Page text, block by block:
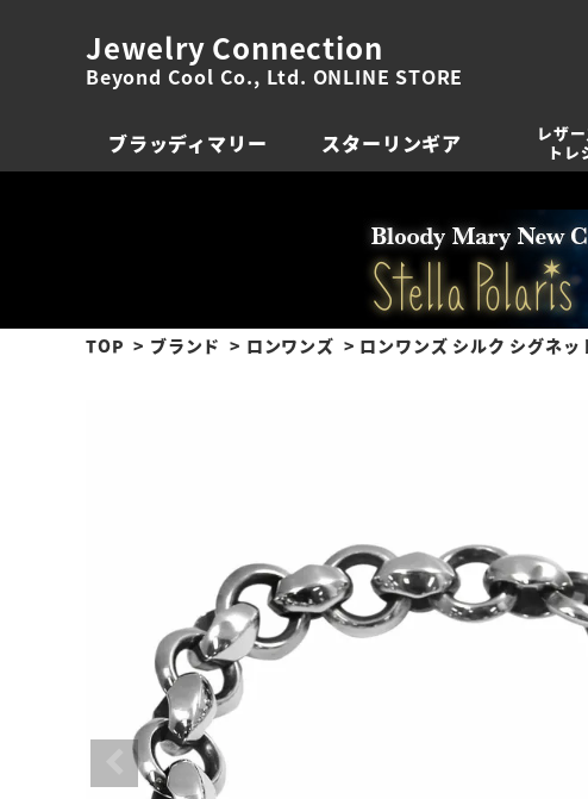
Jewelry Connection
Beyond Cool Co., Ltd. ONLINE STORE
ブラッディマリー スターリンギア
レザ
トレ
TOP ブランド ロンワンズ ロンワンズ シルク シグネッ